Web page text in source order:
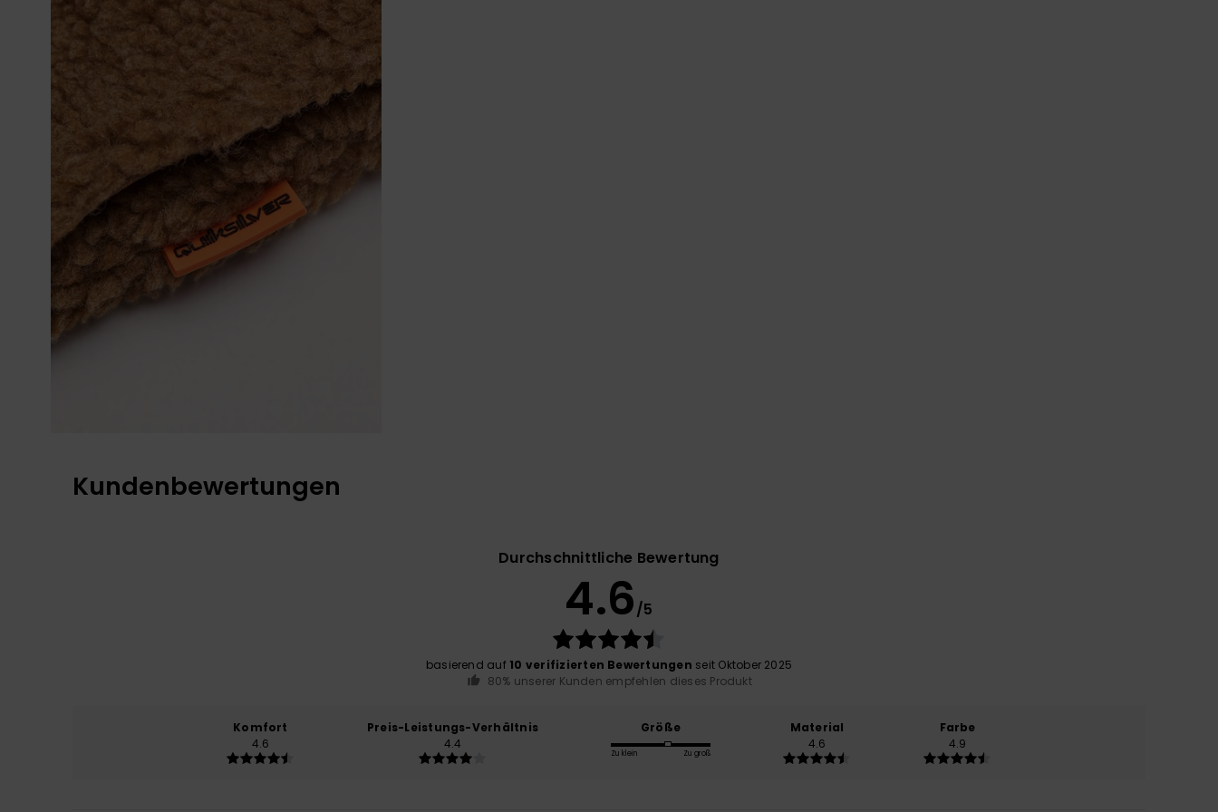
Kundenbewertungen
Durchschnittliche Bewertung
4.6/5
basierend auf 10 verifizierten Bewertungen seit Oktober 2025
80% unserer Kunden empfehlen dieses Produkt
Komfort
4.6
Preis-Leistungs-Verhältnis
4.4
Größe
Zu klein Zu groß
Material
4.6
Farbe
4.9